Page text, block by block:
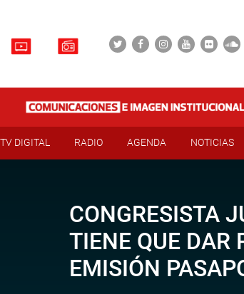
TV DIGITAL RADIO AGENDA NOTICIAS
CONGRESISTA
TIENE QUE DAR
EMISIÓN